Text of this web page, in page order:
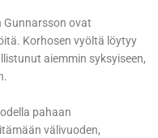
Gunnarsson ovat
Korhosen vyöltä löytyy
aiemmin syksyiseen,
pahaan
välivuoden,